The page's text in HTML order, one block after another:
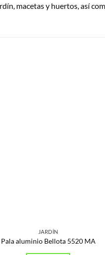
macetas y huertos, así
JARDÍN
Pala aluminio Bellota 5520 MA